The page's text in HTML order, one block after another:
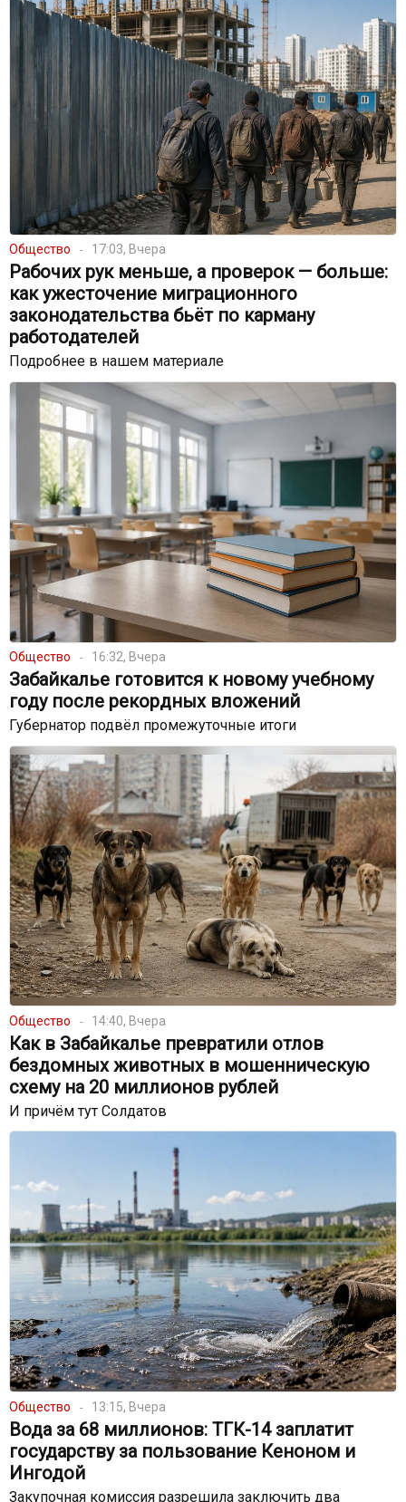
Общество 17:03, Вчера
Рабочих рук меньше, а проверок — больше:
как ужесточение миграционного
законодательства бьёт по карману
работодателей
Подробнее в нашем материале
Общество 16:32, Вчера
Забайкалье готовится к новому учебному
году после рекордных вложений
Губернатор подвёл промежуточные итоги
Общество 14:40, Вчера
Как в Забайкалье превратили отлов
бездомных животных в мошенническую
схему на 20 миллионов рублей
И причём тут Солдатов
Общество 13:15, Вчера
Вода за 68 миллионов: ТГК-14 заплатит
государству за пользование Кеноном и
Ингодой
Закупочная комиссия разрешила заключить два